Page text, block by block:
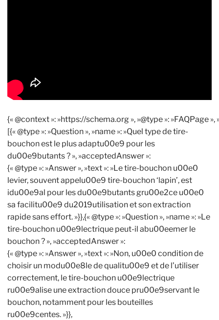
{« @context »: »https://schema.org », »@type »: »FAQPage »,
[{« @type »: »Question », »name »: »Quel type de tire-
bouchon est le plus adaptu00e9 pour les
du00e9butants ? », »acceptedAnswer »:
{« @type »: »Answer », »text »: »Le tire-bouchon u00e0
levier, souvent appelu00e9 tire-bouchon ‘lapin’, est
idu00e9al pour les du00e9butants gru00e2ce u00e0
sa facilitu00e9 du2019utilisation et son extraction
rapide sans effort. »}},{« @type »: »Question », »name »: »Le
tire-bouchon u00e9lectrique peut-il abu00eemer le
bouchon ? », »acceptedAnswer »:
{« @type »: »Answer », »text »: »Non, u00e0 condition de
choisir un modu00e8le de qualitu00e9 et de l’utiliser
correctement, le tire-bouchon u00e9lectrique
ru00e9alise une extraction douce pru00e9servant le
bouchon, notamment pour les bouteilles
ru00e9centes. »}},